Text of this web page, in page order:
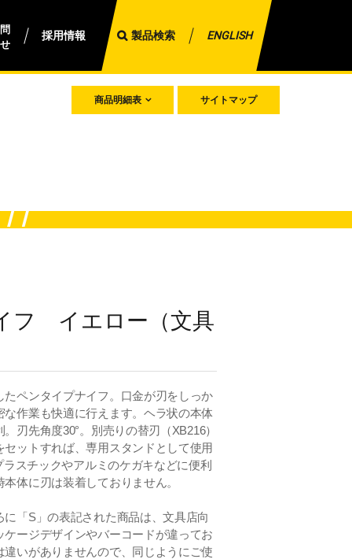
採用情報 製品検索 ENGLISH
商品明細表 サイトマップ
フ イエロー（文具
ペンタイプナイフ。口金が刃をしっか
な作業も快適に行えます。ヘラ状の本体
刃先角度30°。別売りの替刃（XB216）
ットすれば、専用スタンドとして使用
スチックやアルミのケガキなどに便利
体に刃は装着しておりません。
「S」の表記された商品は、文具店向
ージデザインやバーコードが違ってお
いがありませんので、同じようにご使